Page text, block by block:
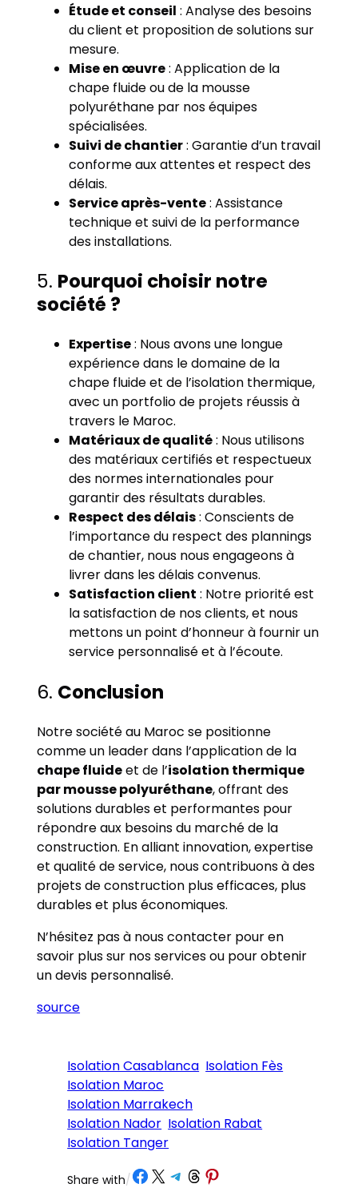
Étude et conseil : Analyse des besoins
du client et proposition de solutions sur
mesure.
Mise en œuvre: Application de la
chape fluide ou de la mousse
polyuréthane par nos équipes
spécialisées.
Suivi de chantier: Garantie d’un travail
conforme aux attentes et respect des
délais.
Service après-vente: Assistance
technique et suivi de la performance
des installations.
5. Pourquoi choisir notre
société ?
Expertise: Nous avons une longue
expérience dans le domaine de la
chape fluide et de l’isolation thermique,
avec un portfolio de projets réussis à
travers le Maroc.
Matériaux de qualité: Nous utilisons
des matériaux certifiés et respectueux
des normes internationales pour
garantir des résultats durables.
Respect des délais: Conscients de
l’importance du respect des plannings
de chantier, nous nous engageons à
livrer dans les délais convenus.
Satisfaction client : Notre priorité est
la satisfaction de nos clients, et nous
mettons un point d’honneur à fournir un
service personnalisé et à l’écoute.
6. Conclusion
Notre société au Maroc se positionne
comme un leader dans l’application de la
chape fluideet de l’isolation thermique
par mousse polyuréthane, offrant des
solutions durables et performantes pour
répondre aux besoins du marché de la
construction. En alliant innovation, expertise
et qualité de service, nous contribuons à des
projets de construction plus efficaces, plus
durables et plus économiques.
N’hésitez pas à nous contacter pour en
savoir plus sur nos services ou pour obtenir
un devis personnalisé.
source
Isolation Casablanca Isolation Fès
Isolation Maroc
Isolation Marrakech
Isolation Nador Isolation Rabat
Isolation Tanger
Share with/ Partager sur Facebook
Partager sur X Partager sur Telegram
Partager sur Threads
Partager sur Pinterest